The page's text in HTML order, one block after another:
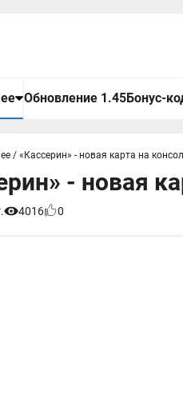
Обновление 1.45Бонус-
/ «Кассерин» - новая карта на
- новая
4016 0